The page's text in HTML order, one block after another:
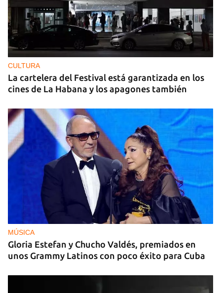
CULTURA
La cartelera del Festival está garantizada en los
cines de La Habana y los apagones también
MÚSICA
Gloria Estefan y Chucho Valdés, premiados en
unos Grammy Latinos con poco éxito para Cuba